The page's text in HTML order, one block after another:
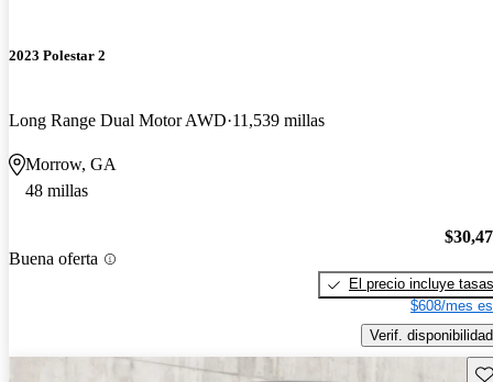
2023 Polestar 2
Long Range Dual Motor AWD 11,539 millas
Morrow, GA
48 millas
Buena oferta
El precio incluye tasas
$608/mes
Verif. disponibilidad